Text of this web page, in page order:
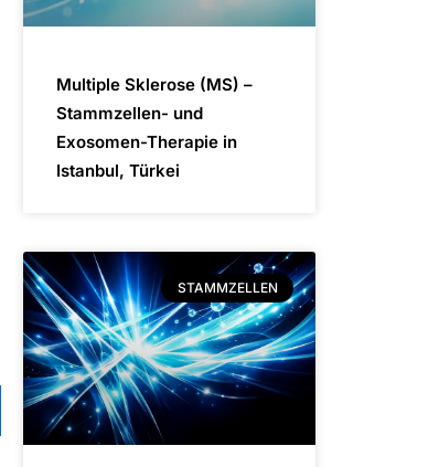
Multiple Sklerose (MS) –
Stammzellen- und
Exosomen-Therapie in
Istanbul, Türkei
STAMMZELLEN